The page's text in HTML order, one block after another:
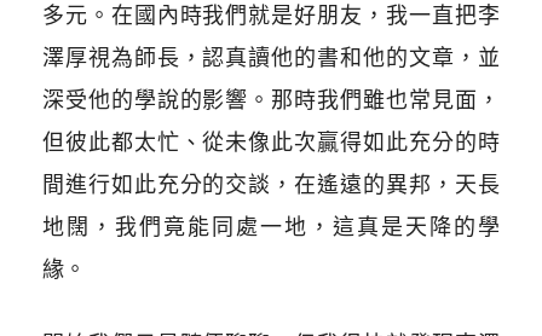
多元。在國內時我們就是好朋友，我一直把李
澤厚視為師長，認真讀他的書和他的文章，並
深受他的學說的影響。那時我們雖也常見面，
但彼此都太忙、從未像此次贏得如此充分的時
間進行如此充分的交談，在遙遠的異邦，天長
地闊，我們竟能同處一地，這真是天降的學
緣。